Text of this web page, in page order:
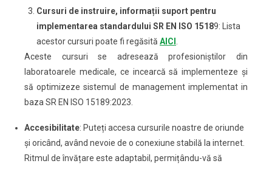
Cursuri de instruire, informații suport pentru
implementarea standardului SR EN ISO 15189: Lista
acestor cursuri poate fi regăsită AICI
Aceste cursuri se adresează profesioniștilor din
laboratoarele medicale, ce incearcă să implementeze și
să optimizeze sistemul de management implementat in
baza SR EN ISO 15189:2023.
Accesibilitate: Puteți accesa cursurile noastre de oriunde
și oricând, având nevoie de o conexiune stabilă la internet.
Ritmul de învățare este adaptabil, permițându-vă să